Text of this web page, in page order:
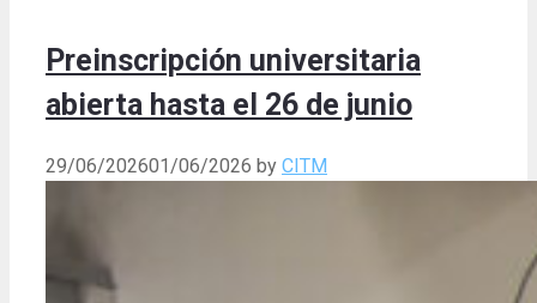
Preinscripción universitaria
abierta hasta el 26 de junio
29/06/202601/06/2026 by CITM